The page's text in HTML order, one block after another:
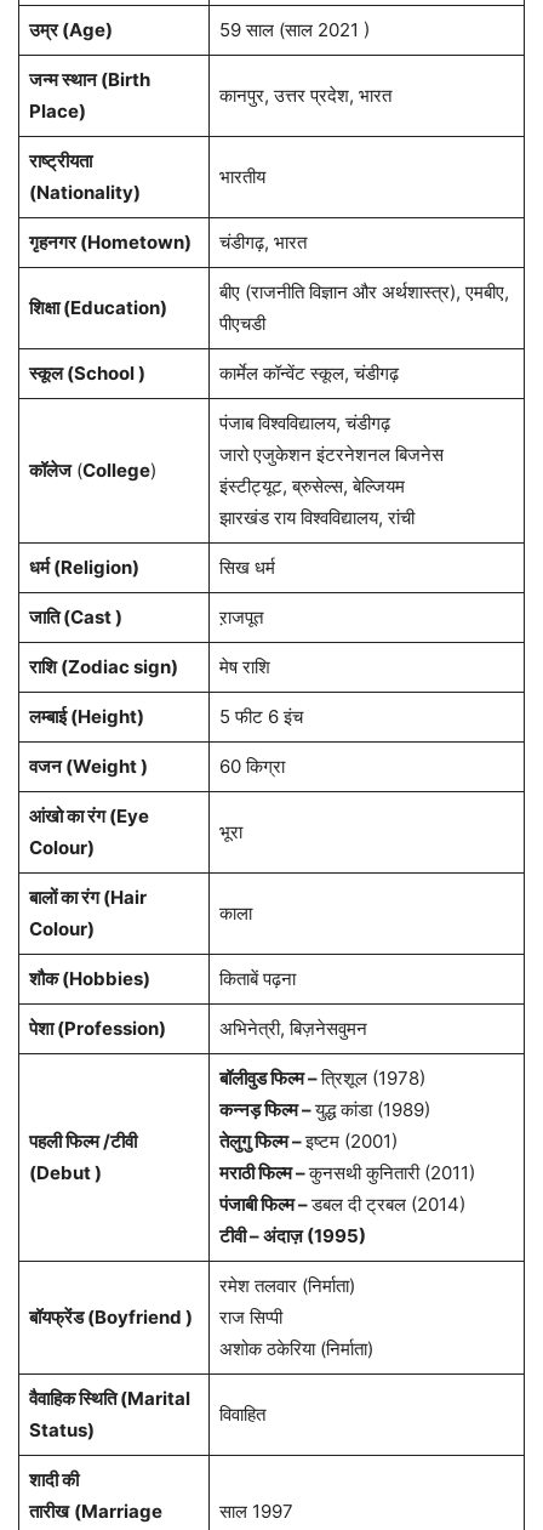
उम्र (Age) 59 साल (साल 2021 )
जन्म स्थान (Birth
Place)
कानपुर, उत्तर प्रदेश, भारत
राष्ट्रीयता
(Nationality)
भारतीय
गृहनगर (Hometown) चंडीगढ़, भारत
शिक्षा (Education)
बीए (राजनीति विज्ञान और अर्थशास्त्र), एमबीए,
पीएचडी
स्कूल (School ) कार्मेल कॉन्वेंट स्कूल, चंडीगढ़
कॉलेज(College)
पंजाब विश्वविद्यालय, चंडीगढ़
जारो एजुकेशन इंटरनेशनल बिजनेस
इंस्टीट्यूट, ब्रुसेल्स, बेल्जियम
झारखंड राय विश्वविद्यालय, रांची
धर्म (Religion) सिख धर्म
जाति (Cast ) ऱाजपूत
राशि (Zodiac sign) मेष राशि
लम्बाई (Height) 5 फीट 6 इंच
वजन (Weight ) 60 किग्रा
आंखो का रंग (Eye
Colour)
भूरा
बालों का रंग (Hair
Colour)
काला
शौक (Hobbies) किताबें पढ़ना
पेशा (Profession) अभिनेत्री, बिज़नेसवुमन
पहली फिल्म /टीवी
(Debut )
बॉलीवुड फिल्म –त्रिशूल (1978)
कन्नड़ फिल्म –युद्ध कांडा (1989)
तेलुगु फिल्म –इष्टम (2001)
मराठी फिल्म –कुनसथी कुनितारी (2011)
पंजाबी फिल्म –डबल दी ट्रबल (2014)
टीवी – अंदाज़ (1995)
बॉयफ्रेंड (Boyfriend )
रमेश तलवार (निर्माता)
राज सिप्पी
अशोक ठकेरिया (निर्माता)
वैवाहिक स्थिति (Marital
Status)
विवाहित
शादी की
तारीख (Marriage
साल 1997